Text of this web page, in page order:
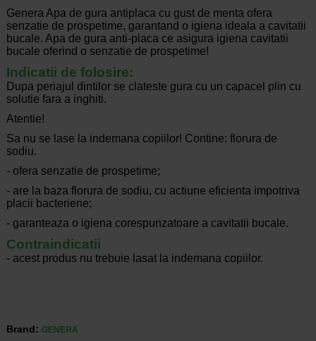
Genera Apa de gura antiplaca cu gust de menta ofera
senzatie de prospetime, garantand o igiena ideala a cavitatii
bucale. Apa de gura anti-placa ce asigura igiena cavitatii
bucale oferind o senzatie de prospetime!
Indicatii de folosire:
Dupa periajul dintilor se clateste gura cu un capacel plin cu
solutie fara a inghiti.
Atentie!
Sa nu se lase la indemana copiilor! Contine: florura de
sodiu.
- ofera senzatie de prospetime;
- are la baza florura de sodiu, cu actiune eficienta impotriva
placii bacteriene;
- garanteaza o igiena corespunzatoare a cavitatii bucale.
Contraindicatii
- acest produs nu trebuie lasat la indemana copiilor.
Brand: GENERA